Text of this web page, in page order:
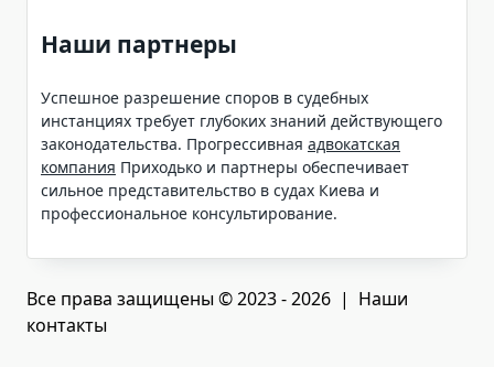
Наши партнеры
Успешное разрешение споров в судебных
инстанциях требует глубоких знаний действующего
законодательства. Прогрессивная адвокатская
компания Приходько и партнеры обеспечивает
сильное представительство в судах Киева и
профессиональное консультирование.
Все права защищены © 2023 - 2026 | Наши
контакты